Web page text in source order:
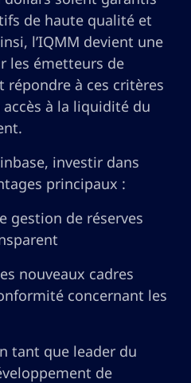
de haute qualité et
l’IQMM devient une
les émetteurs de
à ces critères
à la liquidité du
investir dans
principaux :
gestion de réserves
nouveaux cadres
concernant les
tant que leader du
de